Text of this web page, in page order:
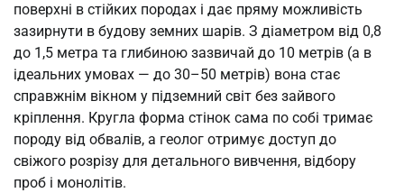
поверхні в стійких породах і дає пряму можливість
зазирнути в будову земних шарів. З діаметром від 0,8
до 1,5 метра та глибиною зазвичай до 10 метрів (а в
ідеальних умовах — до 30–50 метрів) вона стає
справжнім вікном у підземний світ без зайвого
кріплення. Кругла форма стінок сама по собі тримає
породу від обвалів, а геолог отримує доступ до
свіжого розрізу для детального вивчення, відбору
проб і монолітів.